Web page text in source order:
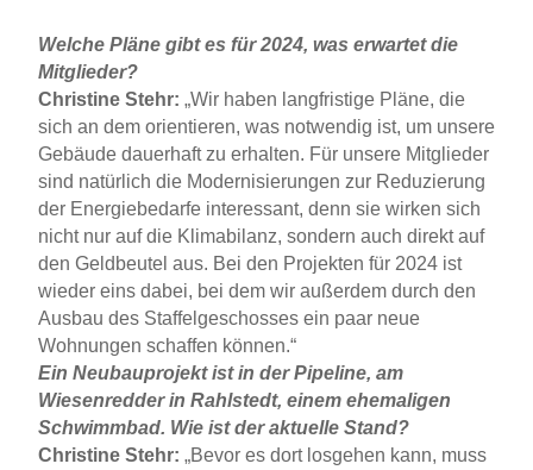
Welche Pläne gibt es für 2024, was erwartet die
Mitglieder?
Christine Stehr: „Wir haben langfristige Pläne, die
sich an dem orientieren, was notwendig ist, um unsere
Gebäude dauerhaft zu erhalten. Für unsere Mitglieder
sind natürlich die Modernisierungen zur Reduzierung
der Energiebedarfe interessant, denn sie wirken sich
nicht nur auf die Klimabilanz, sondern auch direkt auf
den Geldbeutel aus. Bei den Projekten für 2024 ist
wieder eins dabei, bei dem wir außerdem durch den
Ausbau des Staffelgeschosses ein paar neue
Wohnungen schaffen können.“
Ein Neubauprojekt ist in der Pipeline, am
Wiesenredder in Rahlstedt, einem ehemaligen
Schwimmbad. Wie ist der aktuelle Stand?
Christine Stehr: „Bevor es dort losgehen kann, muss